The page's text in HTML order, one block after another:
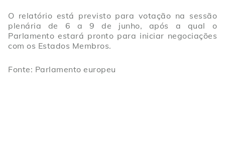
O relatório está previsto para votação na sessão
plenária de 6 a 9 de junho, após a qual o
Parlamento estará pronto para iniciar negociações
com os Estados Membros.
Fonte: Parlamento europeu